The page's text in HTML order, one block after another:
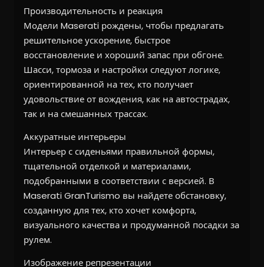
Производительность и реакция
Модели Maserati рождены, чтобы предлагать
решительное ускорение, быстрое
восстановление и хороший запас при обгоне.
Шасси, тормоза и настройки следуют логике,
ориентированной на тех, кто получает
удовольствие от вождения, как на автострадах,
так и на смешанных трассах.
Аккуратные интерьеры
Интерьер с сиденьями правильной формы,
тщательной отделкой и материалами,
подобранными в соответствии с версией. В
Maserati GranTurismo вы найдете обстановку,
созданную для тех, кто хочет комфорта,
визуального качества и продуманной посадки за
рулем.
Изображение репрезентации